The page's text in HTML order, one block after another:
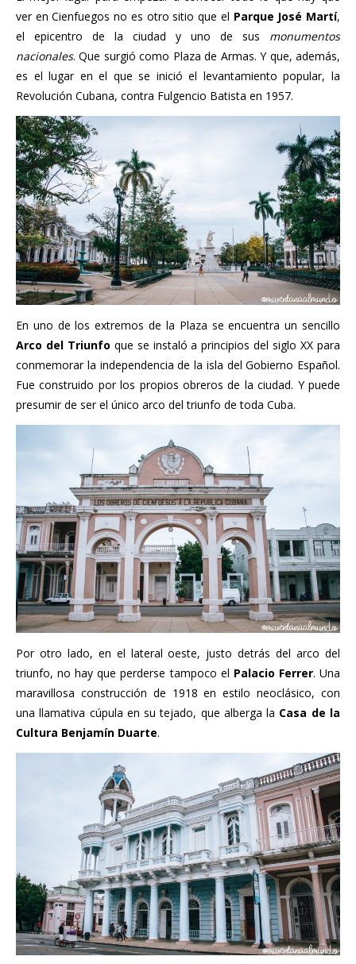
ver en Cienfuegos no es otro sitio que el Parque José Martí,
el epicentro de la ciudad y uno de sus monumentos
nacionales. Que surgió como Plaza de Armas. Y que, además,
es el lugar en el que se inició el levantamiento popular, la
Revolución Cubana, contra Fulgencio Batista en 1957.
En uno de los extremos de la Plaza se encuentra un sencillo
Arco del Triunfo que se instaló a principios del siglo XX para
conmemorar la independencia de la isla del Gobierno Español.
Fue construido por los propios obreros de la ciudad. Y puede
presumir de ser el único arco del triunfo de toda Cuba.
Por otro lado, en el lateral oeste, justo detrás del arco del
triunfo, no hay que perderse tampoco el Palacio Ferrer. Una
maravillosa construcción de 1918 en estilo neoclásico, con
una llamativa cúpula en su tejado, que alberga la Casa de la
Cultura Benjamín Duarte.